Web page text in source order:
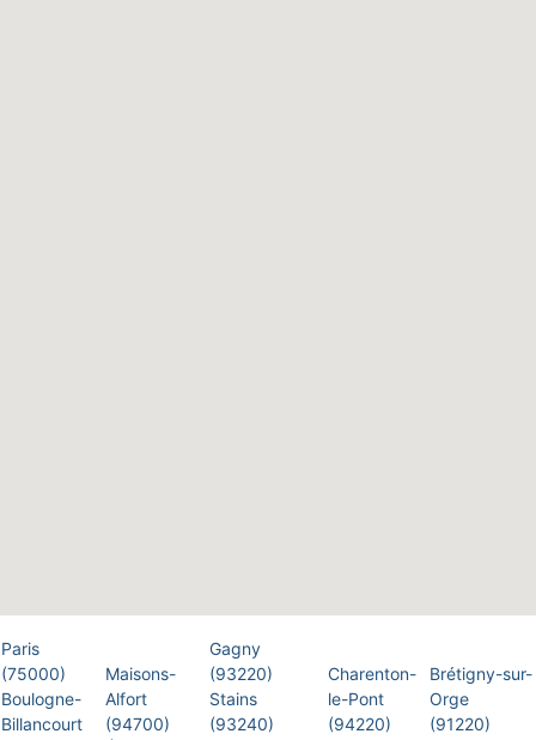
Paris
(75000)
Boulogne-
Billancourt
Maisons-
Alfort
(94700)
Gagny
(93220)
Stains
(93240)
Charenton-
le-Pont
(94220)
Brétigny-sur-
Orge
(91220)